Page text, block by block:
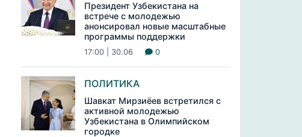
Президент Узбекистана на
встрече с молодежью
анонсировал новые масштабные
программы поддержки
17:00 | 30.06 0
ПОЛИТИКА
Шавкат Мирзиёев встретился с
активной молодежью
Узбекистана в Олимпийском
городке